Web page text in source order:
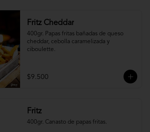
Fritz Cheddar
400gr. Papas fritas bañadas de queso
cheddar, cebolla caramelizada y
ciboulette.
$9.500
Fritz
400gr. Canasto de papas fritas.